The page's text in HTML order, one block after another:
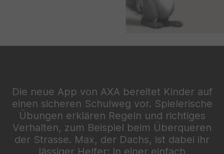
Die neue App von AXA bereitet Kinder auf
einen sicheren Schulweg vor. Spielerische
Übungen erklären Regeln und richtiges
Verhalten, zum Beispiel beim Überqueren
der Strasse. Max, der Dachs, ist dabei ihr